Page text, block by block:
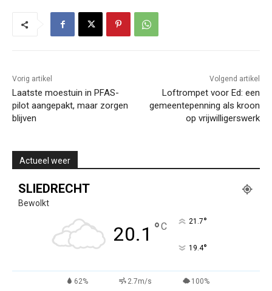
Vorig artikel
Laatste moestuin in PFAS-
pilot aangepakt, maar zorgen
blijven
Volgend artikel
Loftrompet voor Ed: een
gemeentepenning als kroon
op vrijwilligerswerk
Actueel weer
SLIEDRECHT
Bewolkt
20.1 °C 21.7°
19.4°
62% 2.7m/s 100%